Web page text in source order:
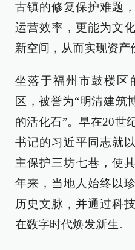
古镇的修复保护难题
运营效率，更能为文
新空间，从而实现资产
坐落于福州市鼓楼区
区，被誉为“明清建筑
的活化石”。早在20世
书记的习近平同志就
主保护三坊七巷，使
年来，当地人始终以
历史文脉，并通过科
在数字时代焕发新生。